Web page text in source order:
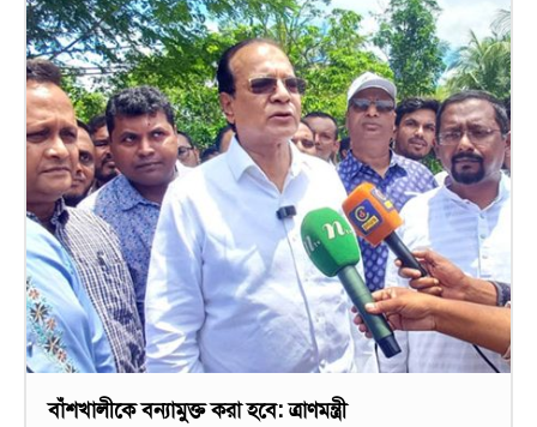
বাঁশখালীকে বন্যামুক্ত করা হবে: ত্রাণমন্ত্রী